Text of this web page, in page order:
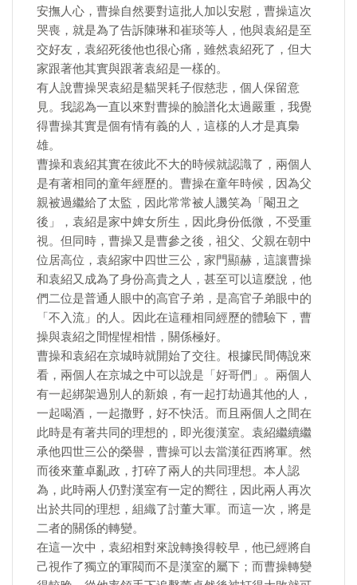
安撫人心，曹操自然要對這批人加以安慰，曹操這次
哭喪，就是為了告訴陳琳和崔琰等人，他與袁紹是至
交好友，袁紹死後他也很心痛，雖然袁紹死了，但大
家跟著他其實與跟著袁紹是一樣的。
有人說曹操哭袁紹是貓哭耗子假慈悲，個人保留意
見。我認為一直以來對曹操的臉譜化太過嚴重，我覺
得曹操其實是個有情有義的人，這樣的人才是真梟
雄。
曹操和袁紹其實在彼此不大的時候就認識了，兩個人
是有著相同的童年經歷的。曹操在童年時候，因為父
親被過繼給了太監，因此常常被人譏笑為「閹丑之
後」，袁紹是家中婢女所生，因此身份低微，不受重
視。但同時，曹操又是曹參之後，祖父、父親在朝中
位居高位，袁紹家中四世三公，家門顯赫，這讓曹操
和袁紹又成為了身份高貴之人，甚至可以這麼說，他
們二位是普通人眼中的高官子弟，是高官子弟眼中的
「不入流」的人。因此在這種相同經歷的體驗下，曹
操與袁紹之間惺惺相惜，關係極好。
曹操和袁紹在京城時就開始了交往。根據民間傳說來
看，兩個人在京城之中可以說是「好哥們」。兩個人
有一起綁架過別人的新娘，有一起打劫過其他的人，
一起喝酒，一起撒野，好不快活。而且兩個人之間在
此時是有著共同的理想的，即光復漢室。袁紹繼續繼
承他四世三公的榮譽，曹操可以去當漢征西將軍。然
而後來董卓亂政，打碎了兩人的共同理想。本人認
為，此時兩人仍對漢室有一定的嚮往，因此兩人再次
出於共同的理想，組織了討董大軍。而這一次，將是
二者的關係的轉變。
在這一次中，袁紹相對來說轉換得較早，他已經將自
己視作了獨立的軍閥而不是漢室的屬下；而曹操轉變